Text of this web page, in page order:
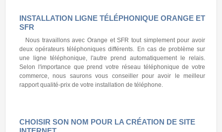
INSTALLATION LIGNE TÉLÉPHONIQUE ORANGE ET
SFR
Nous travaillons avec Orange et SFR tout simplement pour avoir
deux opérateurs téléphoniques différents. En cas de problème sur
une ligne téléphonique, l'autre prend automatiquement le relais.
Selon l'importance que prend votre réseau téléphonique de votre
commerce, nous saurons vous conseiller pour avoir le meilleur
rapport qualité-prix de votre installation de téléphone.
CHOISIR SON NOM POUR LA CRÉATION DE SITE